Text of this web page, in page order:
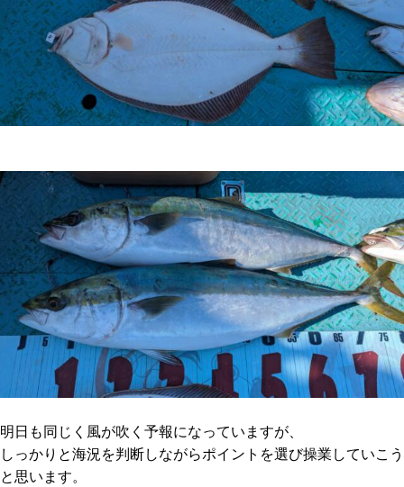
明日も同じく風が吹く予報になっていますが、
しっかりと海況を判断しながらポイントを選び操業していこう
と思います。